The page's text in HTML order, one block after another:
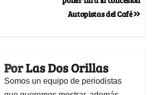
Autopistas del Café
PorLas Dos Orillas
Somos un equipo de periodistas